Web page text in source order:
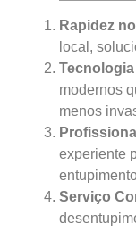
Rapidez
local,
modernos
menos
experiente
Serviço